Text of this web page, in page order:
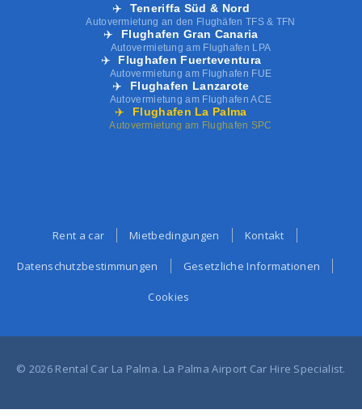
✈️ Teneriffa Süd & Nord
Autovermietung an den Flughäfen TFS & TFN
✈️ Flughafen Gran Canaria
Autovermietung am Flughafen LPA
✈️ Flughafen Fuerteventura
Autovermietung am Flughafen FUE
✈️ Flughafen Lanzarote
Autovermietung am Flughafen ACE
✈️ Flughafen La Palma
Autovermietung am Flughafen SPC
Rent a car Mietbedingungen Kontakt
Datenschutzbestimmungen Gesetzliche Informationen
Cookies
© 2026 Rental Car La Palma. La Palma Airport Car Hire Specialist.